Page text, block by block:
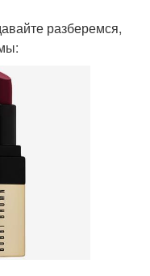
разберемся,